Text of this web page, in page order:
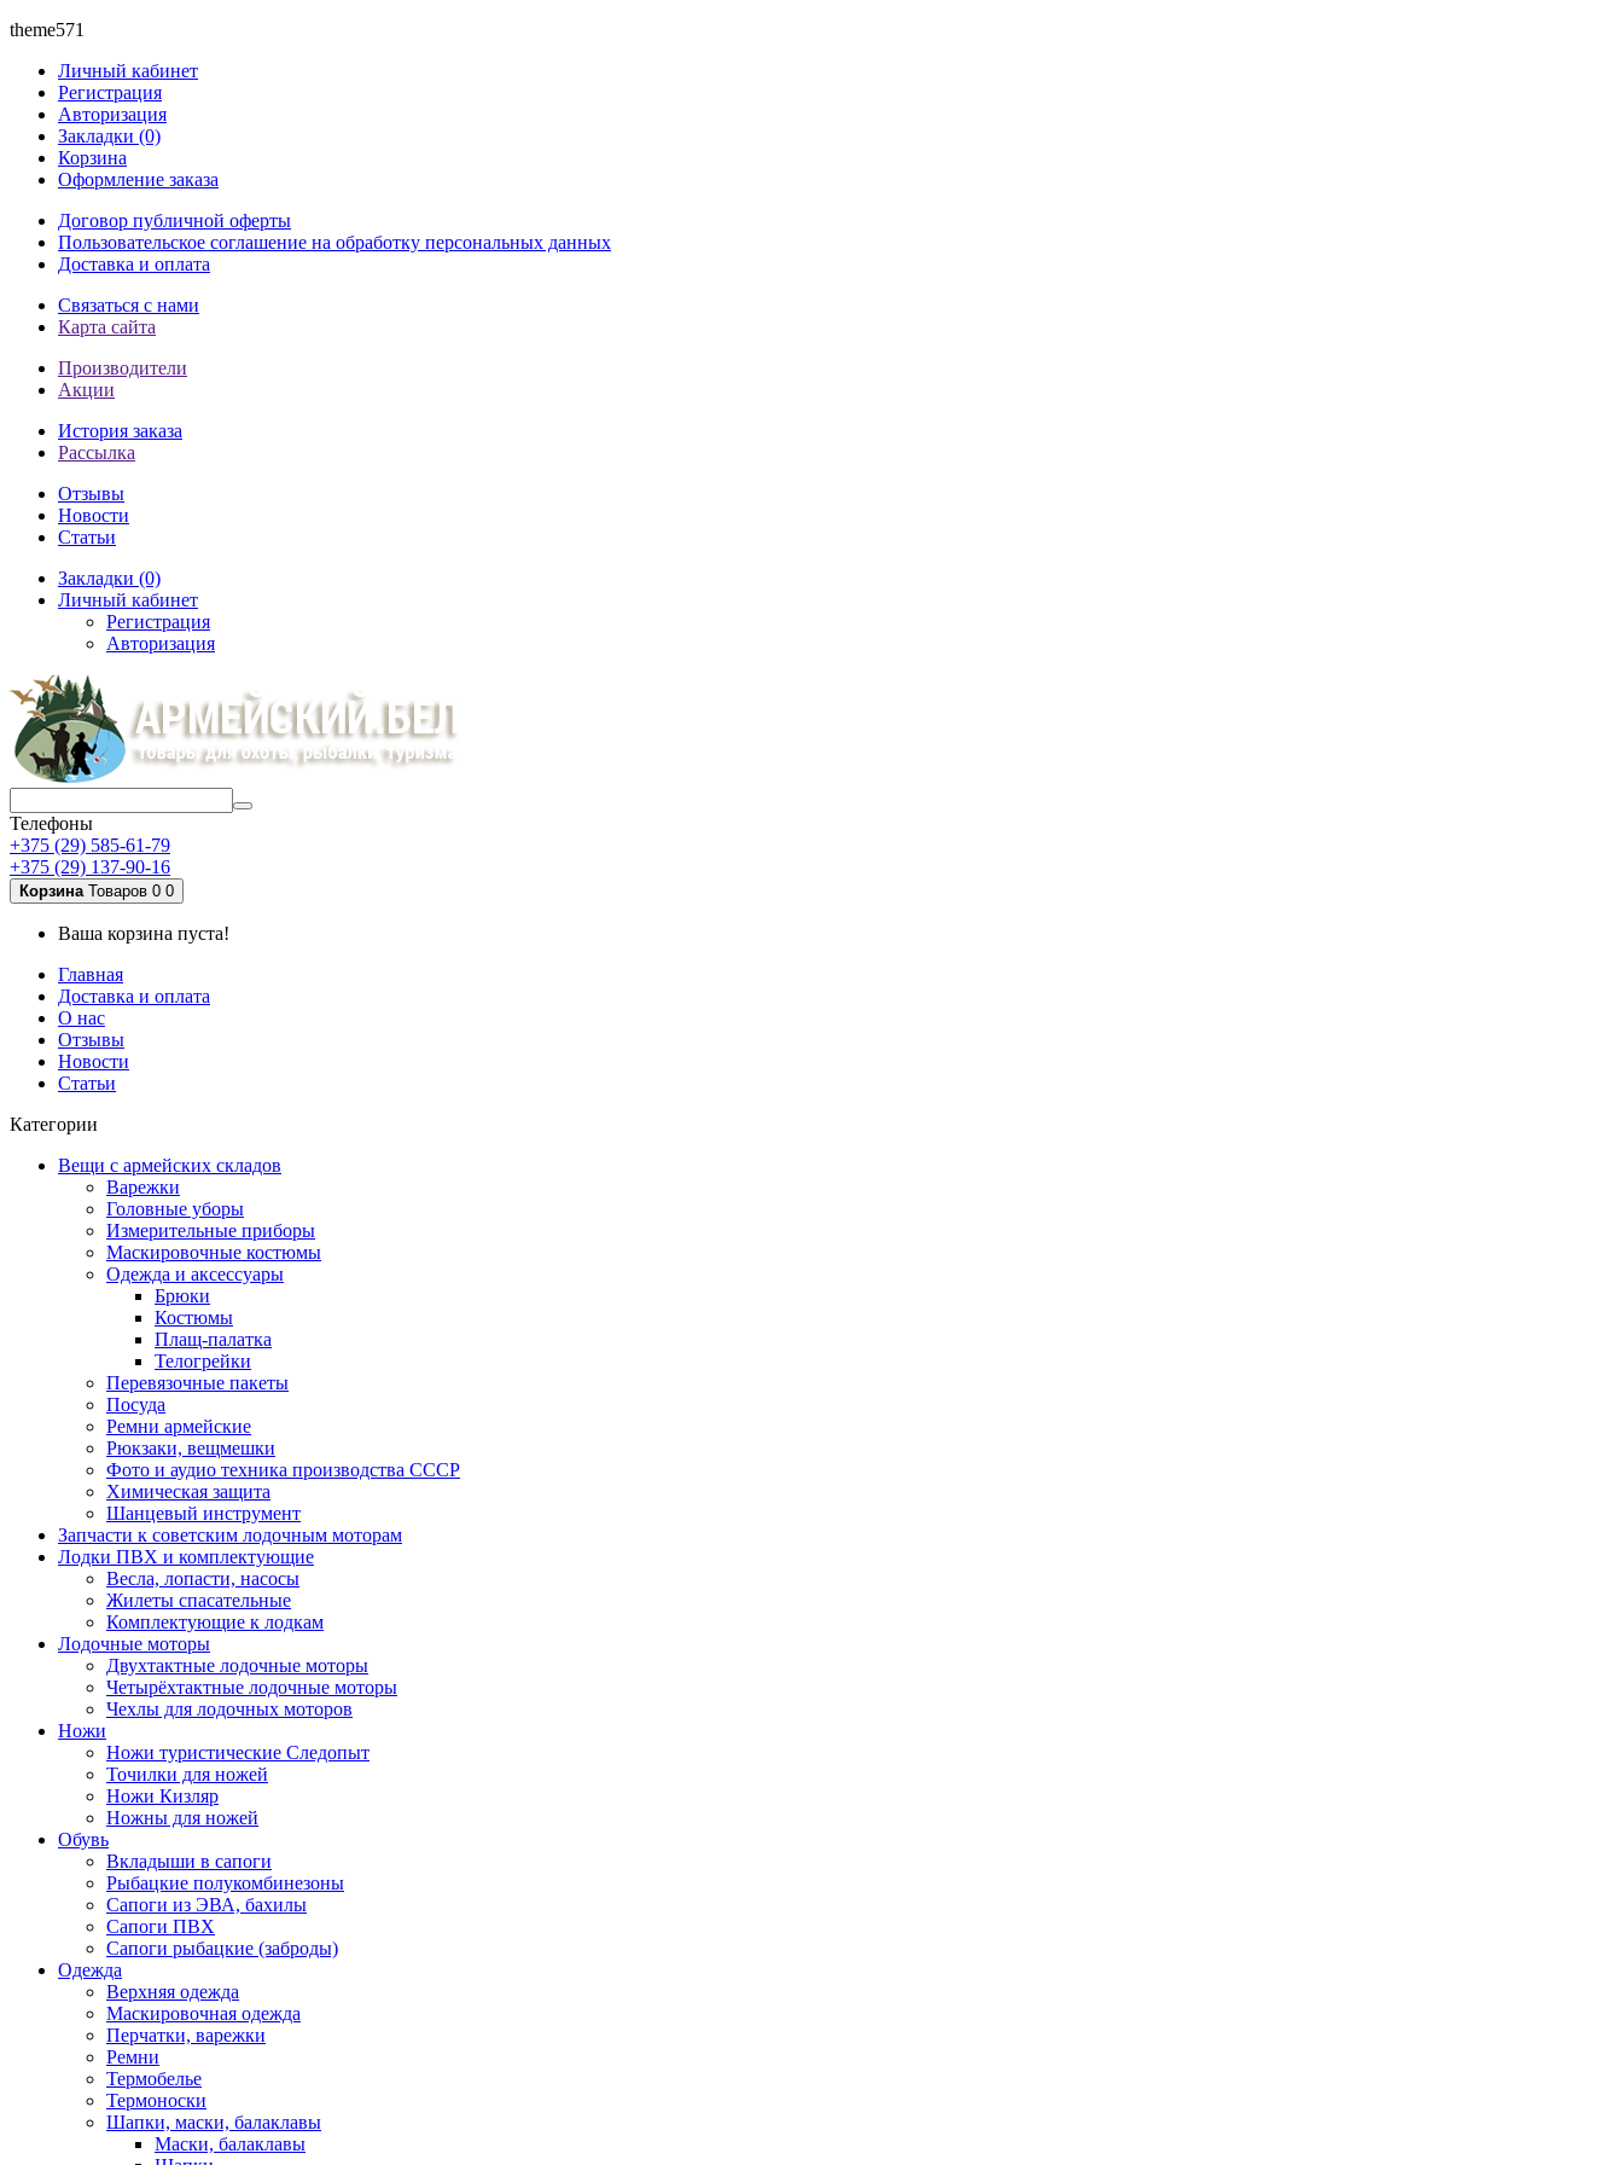
theme571
Личный кабинет
Регистрация
Авторизация
Закладки (0)
Корзина
Оформление заказа
Договор публичной оферты
Пользовательское соглашение на обработку персональных данных
Доставка и оплата
Связаться с нами
Карта сайта
Производители
Акции
История заказа
Рассылка
Отзывы
Новости
Статьи
Закладки (0)
Личный кабинет
Регистрация
Авторизация
Телефоны
+375 (29) 585-61-79
+375 (29) 137-90-16
Корзина Товаров 0 0
Ваша корзина пуста!
Главная
Доставка и оплата
О нас
Отзывы
Новости
Статьи
Категории
Вещи с армейских складов
Варежки
Головные уборы
Измерительные приборы
Маскировочные костюмы
Одежда и аксессуары
Брюки
Костюмы
Плащ-палатка
Телогрейки
Перевязочные пакеты
Посуда
Ремни армейские
Рюкзаки, вещмешки
Фото и аудио техника производства СССР
Химическая защита
Шанцевый инструмент
Запчасти к советским лодочным моторам
Лодки ПВХ и комплектующие
Весла, лопасти, насосы
Жилеты спасательные
Комплектующие к лодкам
Лодочные моторы
Двухтактные лодочные моторы
Четырёхтактные лодочные моторы
Чехлы для лодочных моторов
Ножи
Ножи туристические Следопыт
Точилки для ножей
Ножи Кизляр
Ножны для ножей
Обувь
Вкладыши в сапоги
Рыбацкие полукомбинезоны
Сапоги из ЭВА, бахилы
Сапоги ПВХ
Сапоги рыбацкие (заброды)
Одежда
Верхняя одежда
Маскировочная одежда
Перчатки, варежки
Ремни
Термобелье
Термоноски
Шапки, маски, балаклавы
Маски, балаклавы